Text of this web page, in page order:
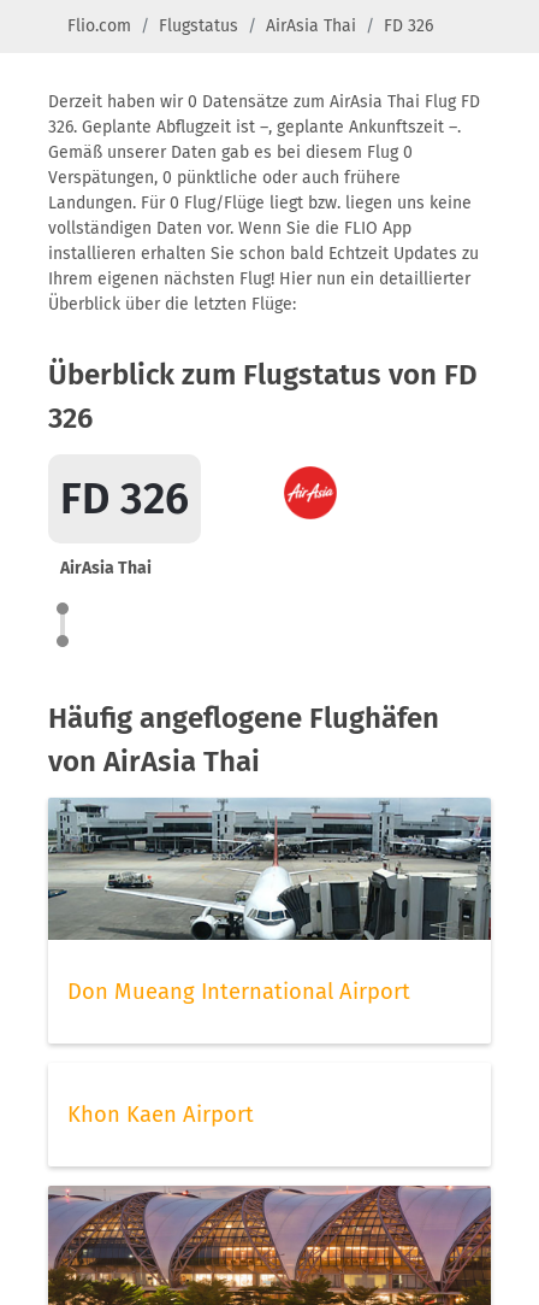
Flio.com Flugstatus AirAsia Thai FD 326
Derzeit haben wir 0 Datensätze zum AirAsia Thai Flug FD
326. Geplante Abflugzeit ist –, geplante Ankunftszeit –.
Gemäß unserer Daten gab es bei diesem Flug 0
Verspätungen, 0 pünktliche oder auch frühere
Landungen. Für 0 Flug/Flüge liegt bzw. liegen uns keine
vollständigen Daten vor. Wenn Sie die FLIO App
installieren erhalten Sie schon bald Echtzeit Updates zu
Ihrem eigenen nächsten Flug! Hier nun ein detaillierter
Überblick über die letzten Flüge:
Überblick zum Flugstatus von FD
326
FD 326
AirAsia Thai
Häufig angeflogene Flughäfen
von AirAsia Thai
Don Mueang International Airport
Khon Kaen Airport